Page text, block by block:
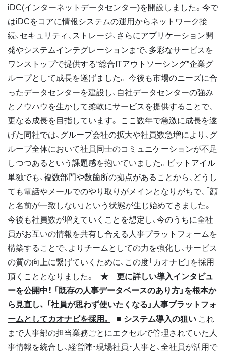
iDC(インターネットデータセンター)を開設しました。今で
はiDCをコアに情報システムの運用からネットワーク接
続、セキュリティ、ストレージ、さらにアプリケーション開
発やシステムインテグレーションまで、多彩なサービスを
ワンストップで提供する“総合ITアウトソーシング”企業グ
ループとして成長を遂げました。 今後も市場のニーズに合
ったデータセンターを建設し、自社データセンターの強み
とノウハウを生かして柔軟にサービスを提供することで、
更なる成長を目指しています。 ここ数年で急激に成長を遂
げた同社では、グループ会社の拡大や社員数急増により、グ
ループ全体において社員同士のコミュニケーションが不足
しつつあるという課題感を抱いていました。ビットアイル
単独でも、複数部門や数箇所の拠点があることから、どうし
ても電話やメールでのやり取りがメインとなりがちで、「顔
と名前が一致しない」という状態が生じ始めてきました。
今後も社員数が増えていくことを想定し、今のうちに全社
員がお互いの情報を共有し合える人事プラットフォームを
構築することで、よりチームとしての力を強化し、サービス
の質の向上に繋げていくために、この度「カオナビ」を採用
頂くこととなりました。 ★ 更に詳しい導入インタビュ
ーを公開中！ 「既存の人事データベースのあり方」を根本か
ら見直し、 「社員が思わず使いたくなる」人事プラットフォ
ームとしてカオナビを採用。
■ システム導入の狙い これ
まで人事部の担当業務ごとにエクセルで管理されていた人
事情報を統合し、経営陣・現場社員・人事と、全社員が活用で